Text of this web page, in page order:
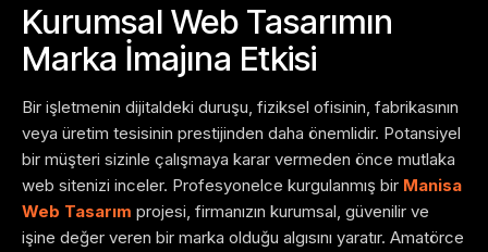
Kurumsal Web Tasarımın
Marka İmajına Etkisi
Bir işletmenin dijitaldeki duruşu, fiziksel ofisinin, fabrikasının
veya üretim tesisinin prestijinden daha önemlidir. Potansiyel
bir müşteri sizinle çalışmaya karar vermeden önce mutlaka
web sitenizi inceler. Profesyonelce kurgulanmış bir Manisa
Web Tasarım projesi, firmanızın kurumsal, güvenilir ve
işine değer veren bir marka olduğu algısını yaratır. Amatörce